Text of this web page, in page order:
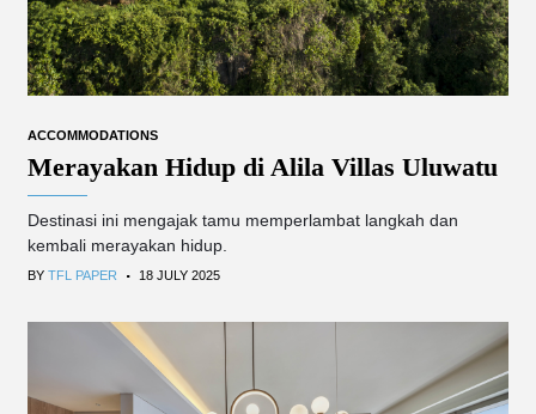
ACCOMMODATIONS
Merayakan Hidup di Alila Villas Uluwatu
Destinasi ini mengajak tamu memperlambat langkah dan
kembali merayakan hidup.
BY TFL PAPER . 18 JULY 2025